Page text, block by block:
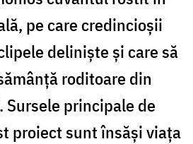
pe care credincioşii
delinişte şi care să
roditoare din
principale de
proiect sunt însăşi viaţa